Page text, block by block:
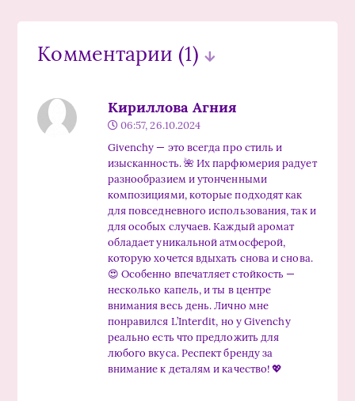
Комментарии (1)
Кириллова Агния
06:57, 26.10.2024
Givenchy — это всегда про стиль и
изысканность. 🌺 Их парфюмерия радует
разнообразием и утонченными
композициями, которые подходят как
для повседневного использования, так и
для особых случаев. Каждый аромат
обладает уникальной атмосферой,
которую хочется вдыхать снова и снова.
😍 Особенно впечатляет стойкость —
несколько капель, и ты в центре
внимания весь день. Лично мне
понравился L’Interdit, но у Givenchy
реально есть что предложить для
любого вкуса. Респект бренду за
внимание к деталям и качество! 💖